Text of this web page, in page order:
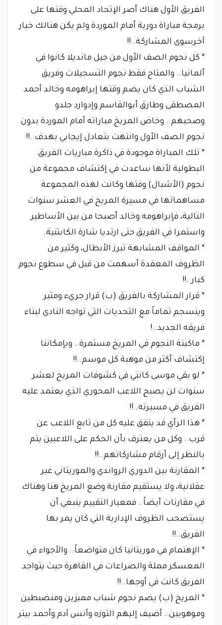
الفريق الأول هناك أصر الإتحاد المحلي وقتها على
برمجة مباراة دورية أمام الموردة ولم يكن هنالك خيار
آخرسوى المشاركة..!!
* كل نجوم الصف الأول من جيل مانديلا كانوا في
ألمانيا.. والمتاح فقط نجوم التسجيلات وفريق
الشباب الذي كان يضم وقتها إبراهومه وخالد أحمد
المصطفى وطارق أبوالقاسم وإدوارد جلدو
وصحبهم.. وخاض المريخ مباراته أمام الموردة بدون
نجوم الصف الأول وانتهت بتعادل إيجابي بهدف..!!
* تلك المباراة موجودة في ذاكرة مباريات الفريق
البطولية لأنها ساعدت في إكتشاف مجموعة من
نجوم (الأشبال) وقتها وكانت لهذه المجموعة
مساهماتها في مسيرة المريخ في العشر سنوات
التالية، فإبراهومه وخالد أصبحا من بين الأساطير
واستمرا في الفريق حتى ارتديا شارة الكابتنية.
* المواقف المشابهة تبرز الأبطال، وكثير من
الظروف المعقدة أسهمت من قبل في سطوع نجوم
كبار..!!
* قرار المشاركة بالفريق (ب) قرار جريء ومثير
وينسجم تماماً مع التحديات التي تواجه النادي لبناء
فريقه الجديد..!
* ماكينة النجوم في المريخ مستمرة.. وبإمكاننا
إكتشاف أكثر من موهبة كل موسم..!!
* لو بقي موسى كانتي في كشوفات المريخ لعشر
سنوات لن يصبح اللاعب المحوري الذي يعتمد عليه
الفريق في مسيرته..!!
* هذا الرأي قد يتفق عليه كل من تابع اللاعب عن
قرب.. وكل من يعترف بأن الحكم على اللاعبين يتم
بالنظر إلى أرقام مشاركاتهم..!!
* المقارنة بين الدوري الرواندي والموريتاني غير
عقلانية، ولا يستقيم مقارنة وضع المريخ هنا وهناك
في مقارنات أيضاً.. فمعيار التقييم ينبغي أن
يستصحب الظروف الإدارية التي كان يمر بها
الفريق..!!
* الإهتمام في موريتانيا كان متواضعاً.. والأجواء في
المعسكر مملة والصراعات في القاهرة حيث يتواجد
الفريق كانت في أوجها..!!
* المريخ (ب) يضم نجوم شباب مميزين ومنضبطين
وموهوبين… أضيف إليهم التوزه وأنس آدم وأحمد بيتر